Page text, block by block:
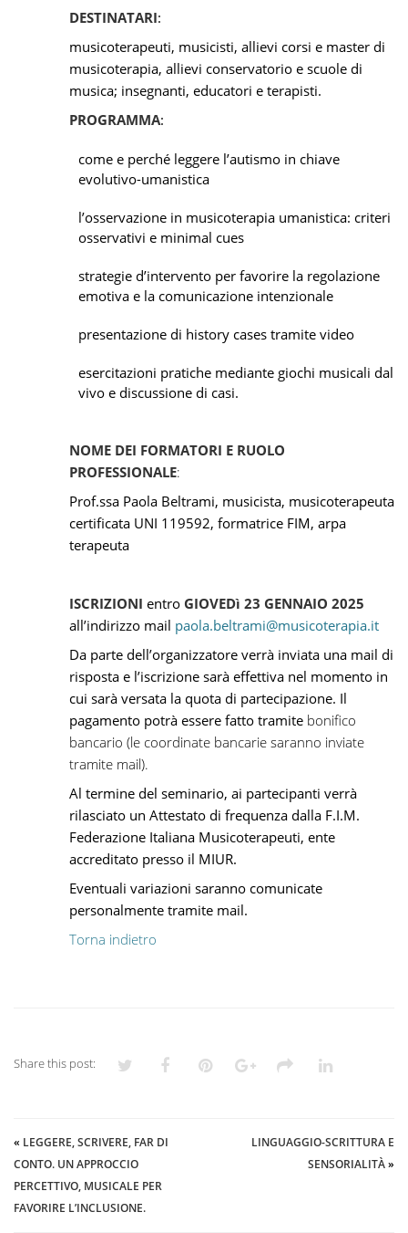
DESTINATARI:
musicoterapeuti, musicisti, allievi corsi e master di
musicoterapia, allievi conservatorio e scuole di
musica; insegnanti, educatori e terapisti.
PROGRAMMA:
come e perché leggere l’autismo in chiave
evolutivo-umanistica
l’osservazione in musicoterapia umanistica: criteri
osservativi e minimal cues
strategie d’intervento per favorire la regolazione
emotiva e la comunicazione intenzionale
presentazione di history cases tramite video
esercitazioni pratiche mediante giochi musicali dal
vivo e discussione di casi.
NOME DEI FORMATORI E RUOLO
PROFESSIONALE:
Prof.ssa Paola Beltrami, musicista, musicoterapeuta
certificata UNI 119592, formatrice FIM, arpa
terapeuta
ISCRIZIONI entro GIOVEDì 23 GENNAIO 2025
all’indirizzo mail paola.beltrami@musicoterapia.it
Da parte dell’organizzatore verrà inviata una mail di
risposta e l’iscrizione sarà effettiva nel momento in
cui sarà versata la quota di partecipazione. Il
pagamento potrà essere fatto tramite bonifico
bancario (le coordinate bancarie saranno inviate
tramite mail).
Al termine del seminario, ai partecipanti verrà
rilasciato un Attestato di frequenza dalla F.I.M.
Federazione Italiana Musicoterapeuti, ente
accreditato presso il MIUR.
Eventuali variazioni saranno comunicate
personalmente tramite mail.
Torna indietro
Share this post:
« LEGGERE, SCRIVERE, FAR DI
CONTO. UN APPROCCIO
PERCETTIVO, MUSICALE PER
FAVORIRE L’INCLUSIONE.
LINGUAGGIO-SCRITTURA E
SENSORIALITÀ»